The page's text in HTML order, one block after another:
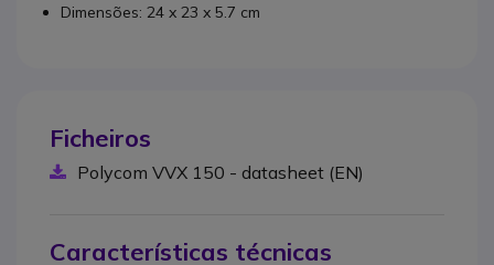
Dimensões: 24 x 23 x 5.7 cm
Ficheiros
Polycom VVX 150 - datasheet (EN)
Características técnicas